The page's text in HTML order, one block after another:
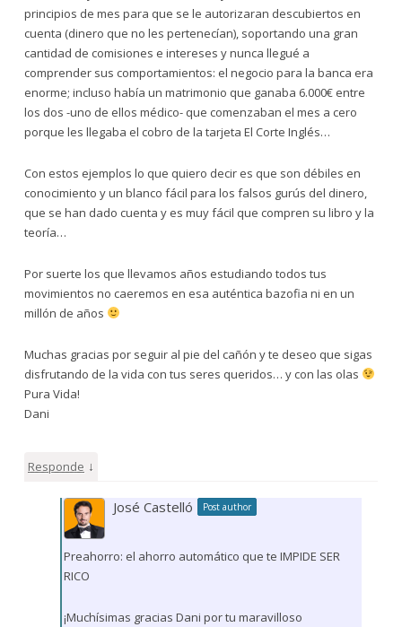
principios de mes para que se le autorizaran descubiertos en
cuenta (dinero que no les pertenecían), soportando una gran
cantidad de comisiones e intereses y nunca llegué a
comprender sus comportamientos: el negocio para la banca era
enorme; incluso había un matrimonio que ganaba 6.000€ entre
los dos -uno de ellos médico- que comenzaban el mes a cero
porque les llegaba el cobro de la tarjeta El Corte Inglés…
Con estos ejemplos lo que quiero decir es que son débiles en
conocimiento y un blanco fácil para los falsos gurús del dinero,
que se han dado cuenta y es muy fácil que compren su libro y la
teoría…
Por suerte los que llevamos años estudiando todos tus
movimientos no caeremos en esa auténtica bazofia ni en un
millón de años
Muchas gracias por seguir al pie del cañón y te deseo que sigas
disfrutando de la vida con tus seres queridos… y con las olas
Pura Vida!
Dani
Responde ↓
José Castelló Post author
Preahorro: el ahorro automático que te IMPIDE SER
RICO
¡Muchísimas gracias Dani por tu maravilloso